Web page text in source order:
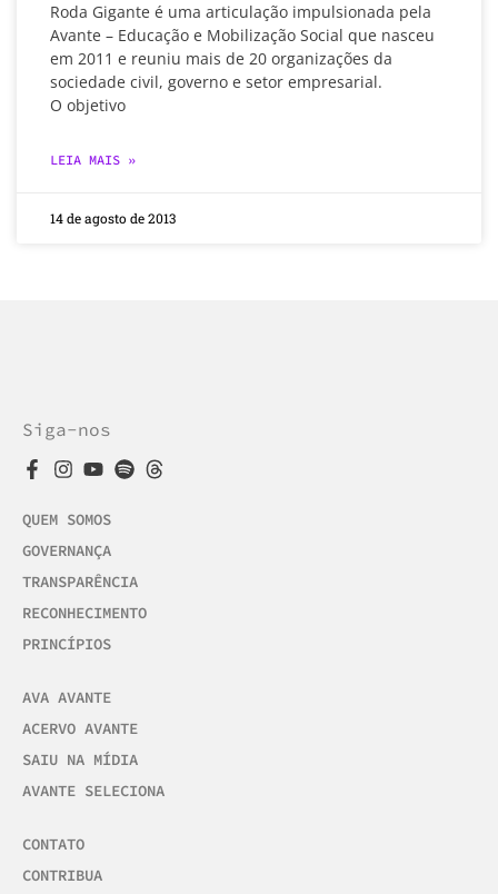
Roda Gigante é uma articulação impulsionada pela
Avante – Educação e Mobilização Social que nasceu
em 2011 e reuniu mais de 20 organizações da
sociedade civil, governo e setor empresarial.
O objetivo
LEIA MAIS »
14 de agosto de 2013
Siga-nos
QUEM SOMOS
GOVERNANÇA
TRANSPARÊNCIA
RECONHECIMENTO
PRINCÍPIOS
AVA AVANTE
ACERVO AVANTE
SAIU NA MÍDIA
AVANTE SELECIONA
CONTATO
CONTRIBUA